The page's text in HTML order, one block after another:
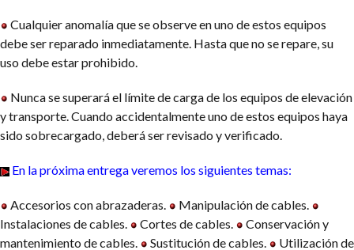
Cualquier anomalía que se observe en uno de estos equipos
debe ser reparado inmediatamente. Hasta que no se repare, su
uso debe estar prohibido.
Nunca se superará el límite de carga de los equipos de elevación
y transporte. Cuando accidentalmente uno de estos equipos haya
sido sobrecargado, deberá ser revisado y verificado.
En la próxima entrega veremos los siguientes temas:
Accesorios con abrazaderas.
Manipulación de cables.
Instalaciones de cables.
Cortes de cables.
Conservación y
mantenimiento de cables.
Sustitución de cables.
Utilización de